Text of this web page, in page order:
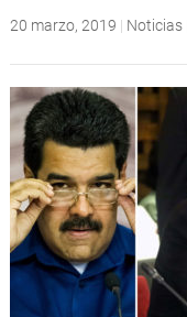
20 marzo, 2019 | Noticias